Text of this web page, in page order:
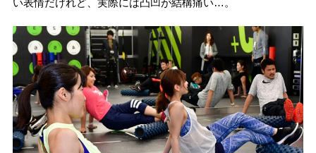
い表情だけれど、実際には凸凹が結構痛い…。